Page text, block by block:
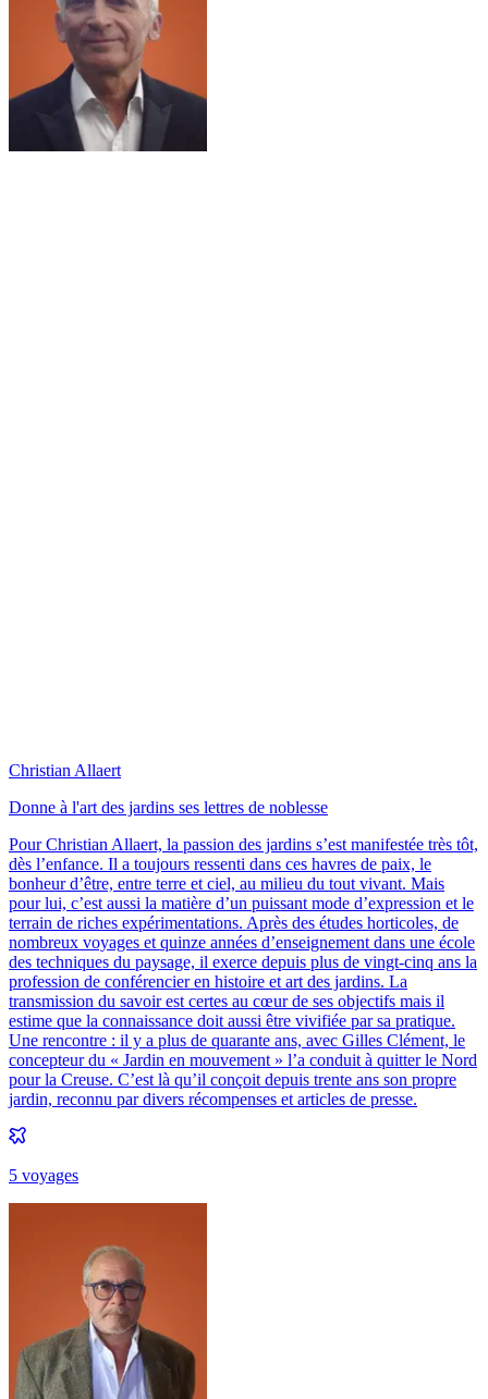
Christian Allaert
Donne à l'art des jardins ses lettres de noblesse
Pour Christian Allaert, la passion des jardins s’est manifestée très tôt,
dès l’enfance. Il a toujours ressenti dans ces havres de paix, le
bonheur d’être, entre terre et ciel, au milieu du tout vivant. Mais
pour lui, c’est aussi la matière d’un puissant mode d’expression et le
terrain de riches expérimentations. Après des études horticoles, de
nombreux voyages et quinze années d’enseignement dans une école
des techniques du paysage, il exerce depuis plus de vingt-cinq ans la
profession de conférencier en histoire et art des jardins. La
transmission du savoir est certes au cœur de ses objectifs mais il
estime que la connaissance doit aussi être vivifiée par sa pratique.
Une rencontre : il y a plus de quarante ans, avec Gilles Clément, le
concepteur du « Jardin en mouvement » l’a conduit à quitter le Nord
pour la Creuse. C’est là qu’il conçoit depuis trente ans son propre
jardin, reconnu par divers récompenses et articles de presse.
5 voyages